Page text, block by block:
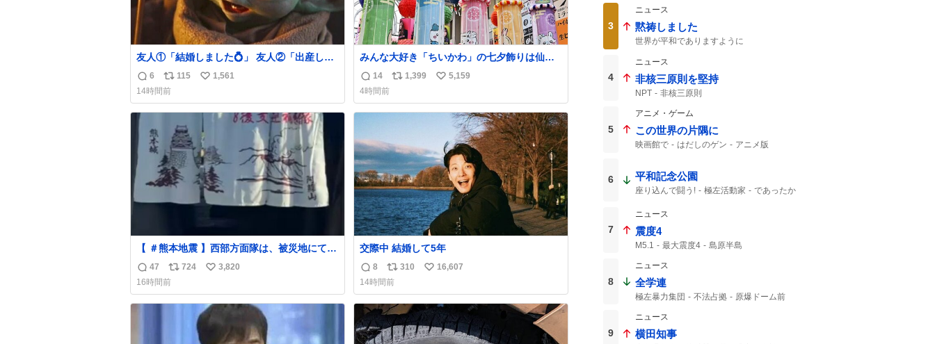
友人①「結婚しました💍」 友人②「出産しま
した👼🏻」 友人③「マイホーム建てました
🏡」 私「パトゥ」
返
信
数
6
リ
ポ
ス
数
115
い
ね
1,561
14時間前
みんな大好き「ちいかわ」の七夕飾りは仙台
駅側からアーケードに入ってすぐの場所に設
置されてました！ 浴衣姿のちいかわ・ハチワ
レ・うさぎ・モモンガ・くりまんじゅうが風
になびいてます🎋
返
信
数
14
リ
ス
1,399
い
ね
5,159
4時間前
【 ＃熊本地震 】西部方面隊は、被災地にて入
浴支援を継続して実施しています。 厳しい猛
暑が続く中、皆様に少しでも心身を休めてい
ただけるよう、利用前後には丁寧な清掃や衛
生管理も隊員たちが心を込めて行っていま
返
信
数
47
リ
ポ
ス
724
い
ね
数
3,820
16時間前
交際中 結婚して5年
返
信
数
8
リ
ポ
ス
ト
数
310
い
ね
数
16,607
14時間前
NHK
3
ニュース
黙祷しました
世界が平和でありますように
4
ニュース
非核三原則を堅持
NPT 非核三原則
5
アニメ・ゲーム
この世界の片隅に
映画館で はだしのゲン アニメ版
6 平和記念公園
座り込んで闘う! 極左活動家
であったか
広島市民
7
ニュース
震度4
M5.1 最大震度4
島原半島
震度3
M4.8
8
ニュース
全学連
極左暴力集団 不法占拠
原爆ドーム前
9
ニュース
横田知事